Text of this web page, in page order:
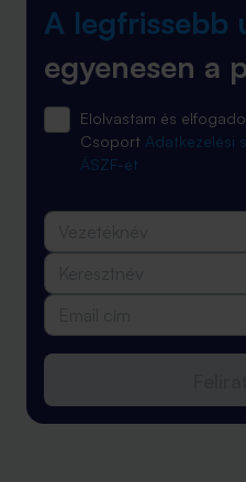
A legfrissebb
egyenesen a
Elolvastam és
Csoport Adatkezelési
ÁSZF-ét